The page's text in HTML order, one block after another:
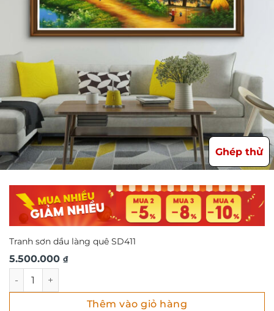
Ghép thử
Tranh sơn dầu làng quê SD411
5.500.000 ₫
Tranh sơn dầu làng quê SD411 số lượng
Thêm vào giỏ hàng